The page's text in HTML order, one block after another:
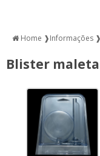
Home ❱Informações ❱
Blister maleta